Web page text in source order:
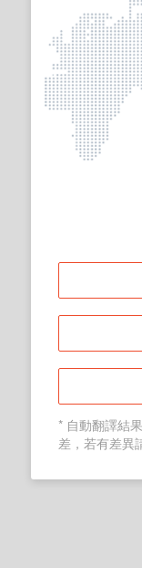
* 自動翻譯結
差，若有差異